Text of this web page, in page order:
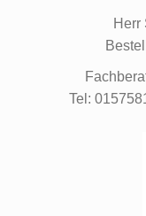
Herr
Tel: